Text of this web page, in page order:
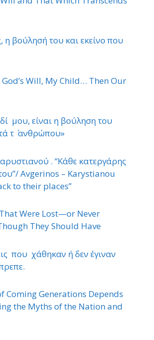
βούλησή του και εκείνο που
God’s Will, My Child… Then Our
μου, είναι η βούληση του
τ ΄ ανθρώπου»
. “Κάθε κατεργάρης
Avgerinos – Karystianou
to their places”
Were Lost—or Never
They Should Have
που χάθηκαν ή δεν έγιναν
Coming Generations Depends
the Myths of the Nation and